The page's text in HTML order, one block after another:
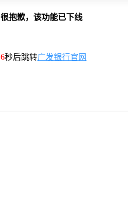
很抱歉，该功能已下线
6秒后跳转广发银行官网